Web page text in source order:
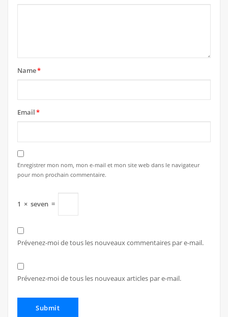
Name*
Email*
Enregistrer mon nom, mon e-mail et mon site web dans le navigateur
pour mon prochain commentaire.
1 × seven =
Prévenez-moi de tous les nouveaux commentaires par e-mail.
Prévenez-moi de tous les nouveaux articles par e-mail.